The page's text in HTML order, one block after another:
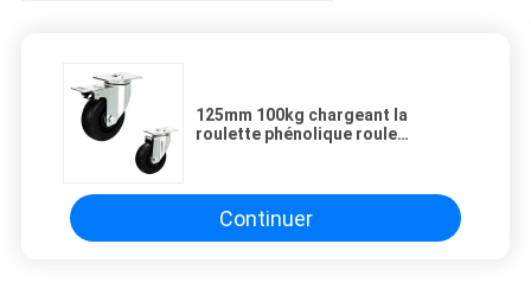
125mm 100kg chargeant la
roulette phénolique roule
Continuer